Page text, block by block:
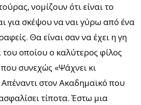
νομίζουν ότι είναι το
για σκέψου να ναι γύρω από ένα
Θα είναι σαν να έχει η γη
οποίου ο καλύτερος φίλος
που συνεχώς «Ψάχνει κι
στον Ακαδημαϊκό που
τίποτα. Έστω μια